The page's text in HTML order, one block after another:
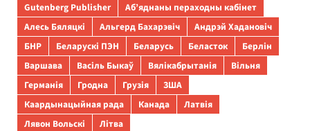
Gutenberg Publisher
Аб’яднаны пераходны кабінет
Алесь Бяляцкі
Альгерд Бахарэвіч
Андрэй Хадановіч
БНР
Беларускі ПЭН Беларусь Беласток
Берлін
Варшава
Васіль Быкаў Вялікабрытанія
Вільня
Германія
Гродна Грузія
ЗША
Каардынацыйная рада
Канада
Латвія
Лявон Вольскі
Літва